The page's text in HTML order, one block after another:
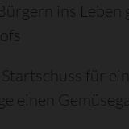
ins
Startschuss für
einen